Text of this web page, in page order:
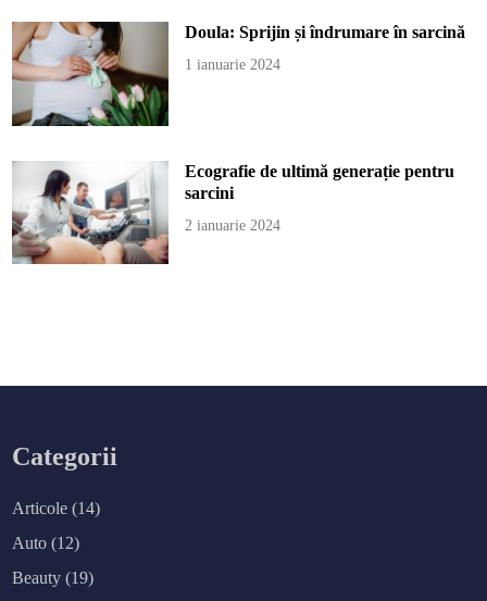
Doula: Sprijin și îndrumare în sarcină
1 ianuarie 2024
Ecografie de ultimă generație pentru
sarcini
2 ianuarie 2024
Categorii
Articole (14)
Auto (12)
Beauty (19)